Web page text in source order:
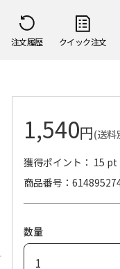
注文履歴 クイック注文
1,540円(送料
獲得ポイント： 15 pt
商品番号
数量